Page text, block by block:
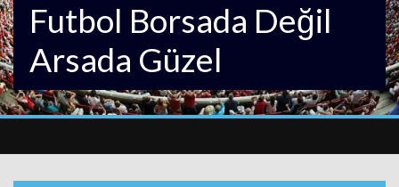
Futbol Borsada Değil
Arsada Güzel